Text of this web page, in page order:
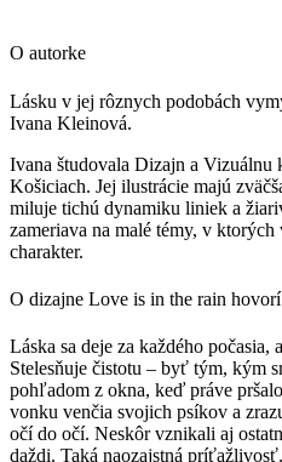
O autorke
Lásku v jej rôznych podobách
Ivana Kleinová.
Ivana študovala Dizajn a Vizuálnu
Košiciach. Jej ilustrácie majú
miluje tichú dynamiku liniek a
zameriava na malé témy, v ktorých
charakter.
O dizajne Love is in the rain
Láska sa deje za každého počasia,
Stelesňuje čistotu – byť tým, kým
pohľadom z okna, keď práve
vonku venčia svojich psíkov a
očí do očí. Neskôr vznikali aj
daždi. Taká naozajstná